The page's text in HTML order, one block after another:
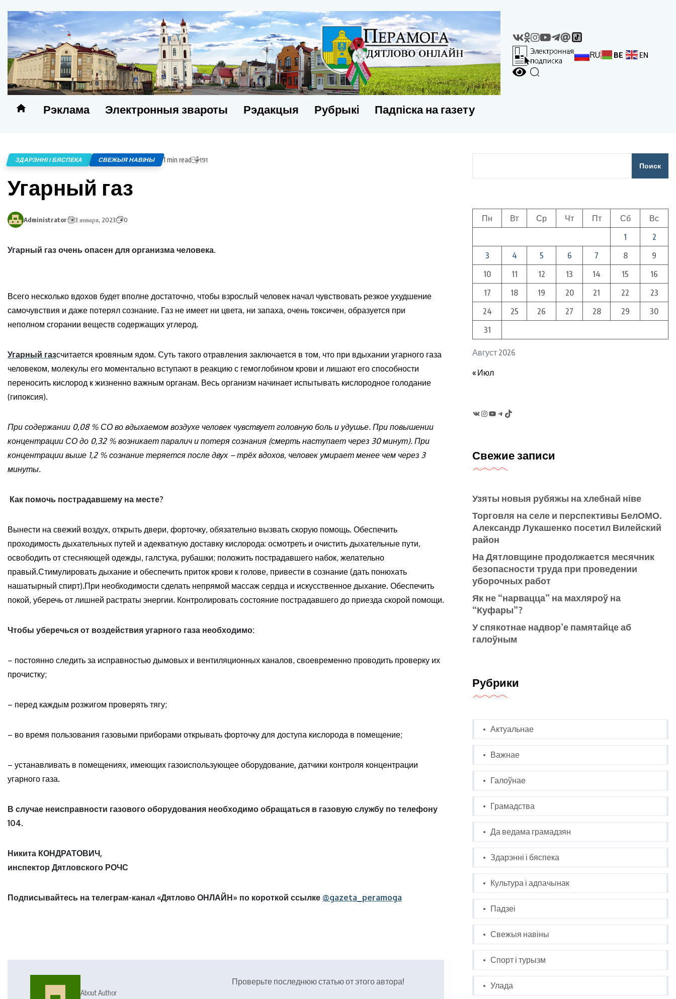
Рэклама Электронныя звароты Рэдакцыя Рубрыкi Падпіска на газету
RU BE EN
ЗДАРЭННІ І БЯСПЕКА СВЕЖЫЯ НАВІНЫ 1 min read 191
Угарный газ
Administrator 3 января, 2023 0
Угарный газ очень опасен для организма человека.
Всего несколько вдохов будет вполне достаточно, чтобы взрослый человек начал чувствовать резкое ухудшение
самочувствия и даже потерял сознание. Газ не имеет ни цвета, ни запаха, очень токсичен, образуется при
неполном сгорании веществ содержащих углерод.
Угарный газсчитается кровяным ядом. Суть такого отравления заключается в том, что при вдыхании угарного газа
человеком, молекулы его моментально вступают в реакцию с гемоглобином крови и лишают его способности
переносить кислород к жизненно важным органам. Весь организм начинает испытывать кислородное голодание
(гипоксия).
При содержании 0,08 % СО во вдыхаемом воздухе человек чувствует головную боль и удушье. При повышении
концентрации СО до 0,32 % возникает паралич и потеря сознания (смерть наступает через 30 минут). При
концентрации выше 1,2 % сознание теряется после двух – трёх вдохов, человек умирает менее чем через 3
минуты.
Как помочь пострадавшему на месте?
Вынести на свежий воздух, открыть двери, форточку, обязательно вызвать скорую помощь. Обеспечить
проходимость дыхательных путей и адекватную доставку кислорода: осмотреть и очистить дыхательные пути,
освободить от стесняющей одежды, галстука, рубашки; положить пострадавшего набок, желательно
правый.Стимулировать дыхание и обеспечить приток крови к голове, привести в сознание (дать понюхать
нашатырный спирт).При необходимости сделать непрямой массаж сердца и искусственное дыхание. Обеспечить
покой, уберечь от лишней растраты энергии. Контролировать состояние пострадавшего до приезда скорой помощи.
Чтобы уберечься от воздействия угарного газа необходимо:
– постоянно следить за исправностью дымовых и вентиляционных каналов, своевременно проводить проверку их
прочистку;
– перед каждым розжигом проверять тягу;
– во время пользования газовыми приборами открывать форточку для доступа кислорода в помещение;
– устанавливать в помещениях, имеющих газоиспользующее оборудование, датчики контроля концентрации
угарного газа.
В случае неисправности газового оборудования необходимо обращаться в газовую службу по телефону
104.
Никита КОНДРАТОВИЧ,
инспектор Дятловского РОЧС
Подписывайтесь на телеграм-канал «Дятлово ОНЛАЙН» по короткой ссылке @gazeta_peramoga
About Author
Проверьте последнюю статью от этого автора!
Поиск
Август 2026
Пн Вт Ср Чт Пт Сб
Вс
1
2
3
4 5 6 7 8
9
10
11 12 13 14 15
16
17
18 19 20 21 22
23
24
25 26 27 28 29
30
31
« Июл
Instagram
YouTubeTelegram
TikTok
Свежие записи
Узяты новыя рубяжы на хлебнай ніве
Торговля на селе и перспективы БелОМО.
Александр Лукашенко посетил Вилейский
район
На Дятловщине продолжается месячник
безопасности труда при проведении
уборочных работ
Як не “нарвацца” на махляроў на
“Куфары”?
У спякотнае надвор’е памятайце аб
галоўным
Рубрики
Актуальнае
Важнае
Галоўнае
Грамадства
Да ведама грамадзян
Здарэнні і бяспека
Культура і адпачынак
Падзеі
Свежыя навіны
Спорт і турызм
Улада